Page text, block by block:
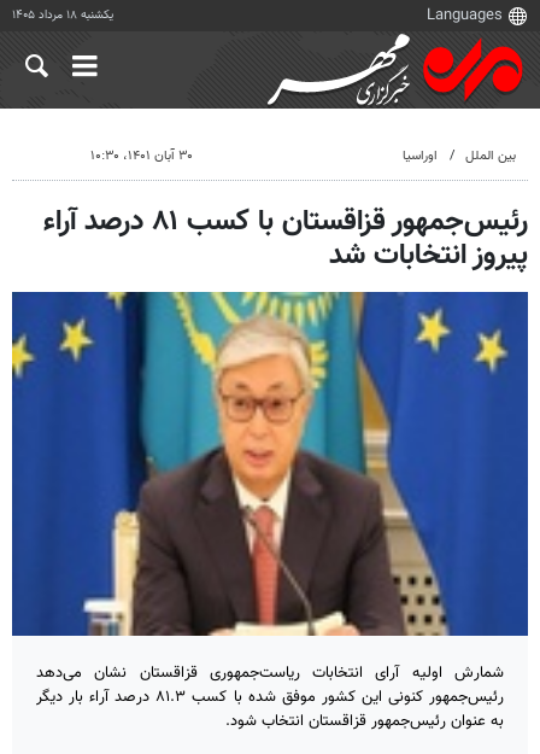
یکشنبه ۱۸ مرداد ۱۴۰۵
بین الملل اوراسیا ۳۰ آبان ۱۴۰۱، ۱۰:۳۰
رئیس‌جمهور قزاقستان با کسب ۸۱ درصد آراء
پیروز انتخابات شد
شمارش اولیه آرای انتخابات ریاست‌جمهوری قزاقستان نشان می‌دهد
رئیس‌جمهور کنونی این کشور موفق شده با کسب ۸۱.۳ درصد آراء بار دیگر
به عنوان رئیس‌جمهور قزاقستان انتخاب شود.